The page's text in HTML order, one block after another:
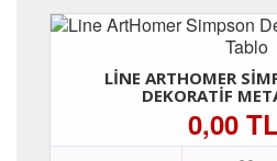
LINE ARTHOMER
DEKORATIF
0,00 TL